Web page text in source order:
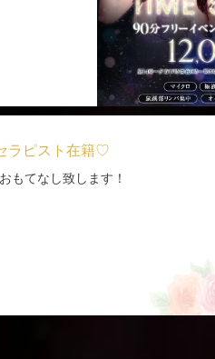
ラピスト在籍♡
もてなし致します！